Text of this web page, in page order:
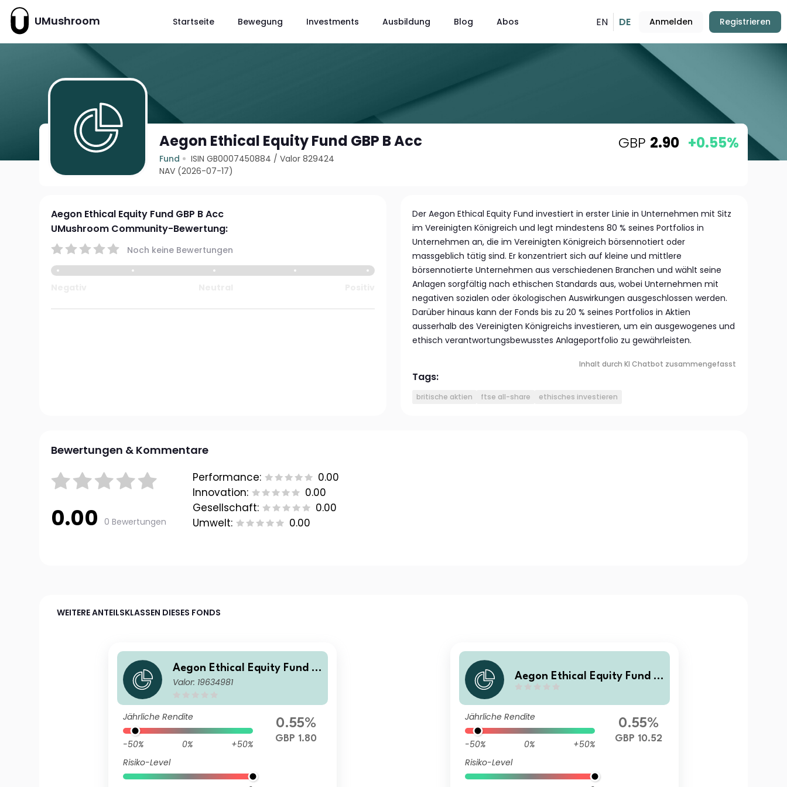
UMushroom Startseite Bewegung Investments Ausbildung Blog Abos EN DE Anmelden Registrieren
Aegon Ethical Equity Fund GBP B Acc
Fund ISIN GB0007450884 /Valor 829424
NAV (2026-07-17)
GBP 2.90 +0.55%
Aegon Ethical Equity Fund GBP B Acc
UMushroom Community-Bewertung:
Noch keine Bewertungen
Der Aegon Ethical Equity Fund investiert in erster Linie in Unternehmen mit Sitz
im Vereinigten Königreich und legt mindestens 80 % seines Portfolios in
Unternehmen an, die im Vereinigten Königreich börsennotiert oder
massgeblich tätig sind. Er konzentriert sich auf kleine und mittlere
börsennotierte Unternehmen aus verschiedenen Branchen und wählt seine
Anlagen sorgfältig nach ethischen Standards aus, wobei Unternehmen mit
negativen sozialen oder ökologischen Auswirkungen ausgeschlossen werden.
Darüber hinaus kann der Fonds bis zu 20 % seines Portfolios in Aktien
ausserhalb des Vereinigten Königreichs investieren, um ein ausgewogenes und
ethisch verantwortungsbewusstes Anlageportfolio zu gewährleisten.
Inhalt durch KI Chatbot zusammengefasst
Tags:
britische aktien ftse all-share ethisches investieren
Bewertungen & Kommentare
0.00 0 Bewertungen
Performance:
0.00
Innovation:
0.00
Gesellschaft:
0.00
Umwelt:
0.00
WEITERE ANTEILSKLASSEN DIESES FONDS
Aegon Ethical Equity Fund G
BP B Inc
Valor: 19634981
Jährliche Rendite
-50% 0%
+50%
Risiko-Level
0.55%
GBP 1.80
Aegon Ethical Equity Fund S
Jährliche Rendite
-50% 0%
+50%
Risiko-Level
0.55%
GBP 10.52